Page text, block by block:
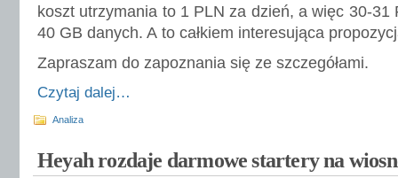
koszt utrzymania to 1 PLN za dzień, a więc 30-31
40 GB danych. A to całkiem interesująca
Zapraszam do zapoznania się ze szczegółami.
Czytaj dalej…
Analiza
Heyah rozdaje darmowe startery na